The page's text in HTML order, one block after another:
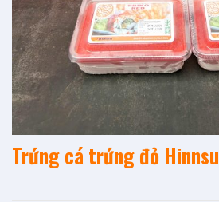
Trứng cá trứng đỏ Hinnsu